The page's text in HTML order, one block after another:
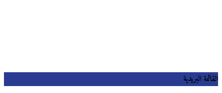
القائمة البريدية